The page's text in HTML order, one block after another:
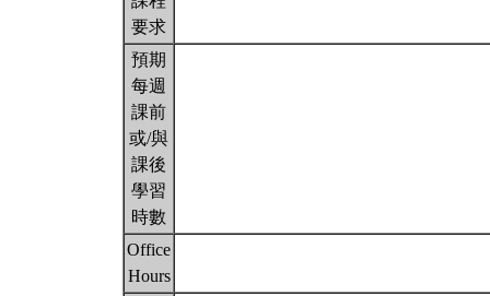
要求
預期
每週
課前
或/與
課後
學習
時數
Office
Hours